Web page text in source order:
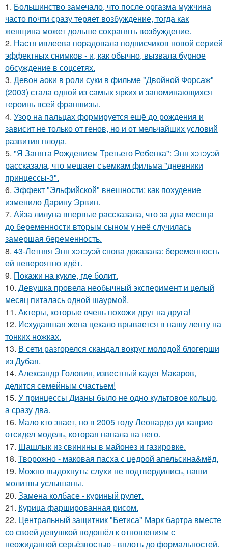
1. Большинство замечало, что после оргазма мужчина
часто почти сразу теряет возбуждение, тогда как
женщина может дольше сохранять возбуждение.
2. Настя ивлеева порадовала подписчиков новой серией
эффектных снимков - и, как обычно, вызвала бурное
обсуждение в соцсетях.
3. Девон аоки в роли суки в фильме "Двойной Форсаж"
(2003) стала одной из самых ярких и запоминающихся
героинь всей франшизы.
4. Узор на пальцах формируется ещё до рождения и
зависит не только от генов, но и от мельчайших условий
развития плода.
5. "Я Занята Рождением Третьего Ребенка": Энн хэтэуэй
рассказала, что мешает съемкам фильма "дневники
принцессы-3".
6. Эффект "Эльфийской" внешности: как похудение
изменило Дарину Эрвин.
7. Айза лилуна впервые рассказала, что за два месяца
до беременности вторым сыном у неё случилась
замершая беременность.
8. 43-Летняя Энн хэтэуэй снова доказала: беременность
ей невероятно идёт.
9. Покажи на кукле, где болит.
10. Девушка провела необычный эксперимент и целый
месяц питалась одной шаурмой.
11. Актеры, которые очень похожи друг на друга!
12. Исхудавшая жена цекало врывается в нашу ленту на
тонких ножках.
13. В сети разгорелся скандал вокруг молодой блогерши
из Дубая.
14. Александр Головин, известный кадет Макаров,
делится семейным счастьем!
15. У принцессы Дианы было не одно культовое кольцо,
а сразу два.
16. Мало кто знает, но в 2005 году Леонардо ди каприо
отсидел модель, которая напала на него.
17. Шашлык из свинины в майонез и газировке.
18. Творожно - маковая пасха с цедрой апельсина&мёд.
19. Можно выдохнуть: слухи не подтвердились, наши
молитвы услышаны.
20. Замена колбасе - куриный рулет.
21. Курица фаршированная рисом.
22. Центральный защитник "Бетиса" Марк бартра вместе
со своей девушкой подошёл к отношениям с
неожиданной серьёзностью - вплоть до формальностей.